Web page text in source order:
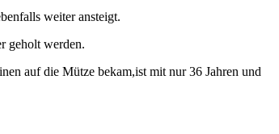
weiter ansteigt.
geholt werden.
auf die Mütze bekam,ist mit nur 36 Jahren und